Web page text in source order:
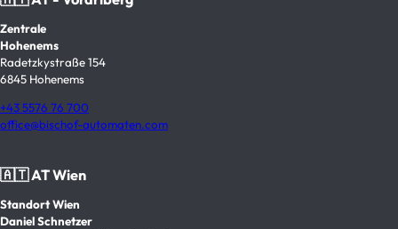
Zentrale
Hohenems
Radetzkystraße 154
6845 Hohenems
+43 5576 76 700
office@bischof-automaten.com
🇦🇹 AT Wien
Standort Wien
Daniel Schnetzer